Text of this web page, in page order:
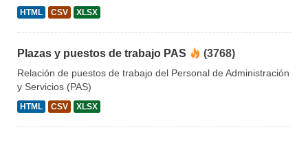
HTML CSV XLSX
Plazas y puestos de trabajo PAS (3768)
Relación de puestos de trabajo del Personal de Administración
y Servicios (PAS)
HTML CSV XLSX